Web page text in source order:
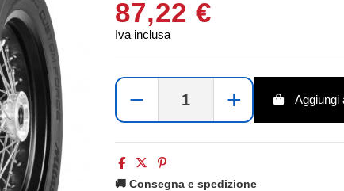
87,22 €
Iva inclusa
− + Aggiungi
🚚 Consegna e spedizione